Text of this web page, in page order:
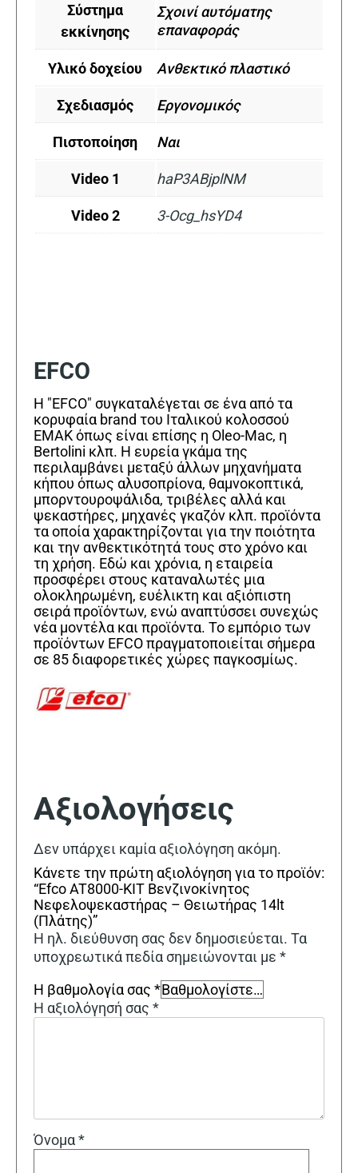
Σύστημα
εκκίνησης
Σχοινί αυτόματης
επαναφοράς
Υλικό δοχείου Ανθεκτικό πλαστικό
Σχεδιασμός Εργονομικός
Πιστοποίηση Ναι
Video 1 haP3ABjplNM
Video 2 3-Ocg_hsYD4
EFCO
Η "EFCO" συγκαταλέγεται σε ένα από τα
κορυφαία brand του Ιταλικού κολοσσού
EMAK όπως είναι επίσης η Oleo-Mac, η
Bertolini κλπ. Η ευρεία γκάμα της
περιλαμβάνει μεταξύ άλλων μηχανήματα
κήπου όπως αλυσοπρίονα, θαμνοκοπτικά,
μπορντουροψάλιδα, τριβέλες αλλά και
ψεκαστήρες, μηχανές γκαζόν κλπ. προϊόντα
τα οποία χαρακτηρίζονται για την ποιότητα
και την ανθεκτικότητά τους στο χρόνο και
τη χρήση. Εδώ και χρόνια, η εταιρεία
προσφέρει στους καταναλωτές μια
ολοκληρωμένη, ευέλικτη και αξιόπιστη
σειρά προϊόντων, ενώ αναπτύσσει συνεχώς
νέα μοντέλα και προϊόντα. Το εμπόριο των
προϊόντων EFCO πραγματοποιείται σήμερα
σε 85 διαφορετικές χώρες παγκοσμίως.
Αξιολογήσεις
Δεν υπάρχει καμία αξιολόγηση ακόμη.
Κάνετε την πρώτη αξιολόγηση για το προϊόν:
“Efco AT8000-KIT Βενζινοκίνητος
Νεφελοψεκαστήρας – Θειωτήρας 14lt
(Πλάτης)”
Η ηλ. διεύθυνση σας δεν δημοσιεύεται. Τα
υποχρεωτικά πεδία σημειώνονται με *
Η βαθμολογία σας *
Η αξιολόγησή σας *
Όνομα*